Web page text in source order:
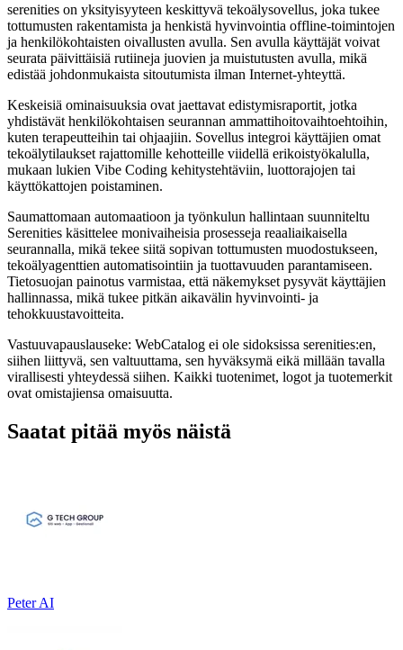
serenities on yksityisyyteen keskittyvä tekoälysovellus, joka tukee
tottumusten rakentamista ja henkistä hyvinvointia offline-toimintojen
ja henkilökohtaisten oivallusten avulla. Sen avulla käyttäjät voivat
seurata päivittäisiä rutiineja juovien ja muistutusten avulla, mikä
edistää johdonmukaista sitoutumista ilman Internet-yhteyttä.
Keskeisiä ominaisuuksia ovat jaettavat edistymisraportit, jotka
yhdistävät henkilökohtaisen seurannan ammattihoitovaihtoehtoihin,
kuten terapeutteihin tai ohjaajiin. Sovellus integroi käyttäjien omat
tekoälytilaukset rajattomille kehotteille viidellä erikoistyökalulla,
mukaan lukien Vibe Coding kehitystehtäviin, luottorajojen tai
käyttökattojen poistaminen.
Saumattomaan automaatioon ja työnkulun hallintaan suunniteltu
Serenities käsittelee monivaiheisia prosesseja reaaliaikaisella
seurannalla, mikä tekee siitä sopivan tottumusten muodostukseen,
tekoälyagenttien automatisointiin ja tuottavuuden parantamiseen.
Tietosuojan painotus varmistaa, että näkemykset pysyvät käyttäjien
hallinnassa, mikä tukee pitkän aikavälin hyvinvointi- ja
tehokkuustavoitteita.
Vastuuvapauslauseke: WebCatalog ei ole sidoksissa serenities:en,
siihen liittyvä, sen valtuuttama, sen hyväksymä eikä millään tavalla
virallisesti yhteydessä siihen. Kaikki tuotenimet, logot ja tuotemerkit
ovat omistajiensa omaisuutta.
Saatat pitää myös näistä
Peter AI